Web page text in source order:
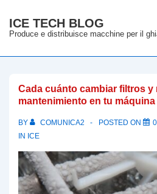
Skip
Main
ICE TECH BLOG
Produce e distribuisce macchine per il
Cada cuánto cambiar filtros y
mantenimiento en tu
BY COMUNICA2 POSTED ON
IN ICE